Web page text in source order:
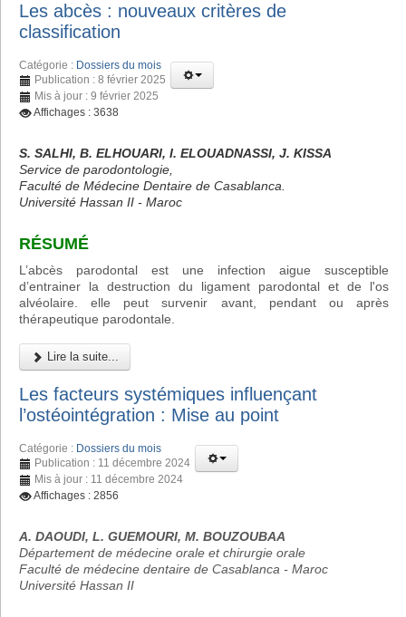
Les abcès : nouveaux critères de
classification
Catégorie : Dossiers du mois
Publication : 8 février 2025
Mis à jour : 9 février 2025
Affichages : 3638
S. SALHI, B. ELHOUARI, I. ELOUADNASSI, J. KISSA
Service de parodontologie,
Faculté de Médecine Dentaire de Casablanca.
Université Hassan II - Maroc
RÉSUMÉ
L’abcès parodontal est une infection aigue susceptible
d’entrainer la destruction du ligament parodontal et de l'os
alvéolaire. elle peut survenir avant, pendant ou après
thérapeutique parodontale.
Lire la suite...
Les facteurs systémiques influençant
l’ostéointégration : Mise au point
Catégorie : Dossiers du mois
Publication : 11 décembre 2024
Mis à jour : 11 décembre 2024
Affichages : 2856
A. DAOUDI, L. GUEMOURI, M. BOUZOUBAA
Département de médecine orale et chirurgie orale
Faculté de médecine dentaire de Casablanca - Maroc
Université Hassan II